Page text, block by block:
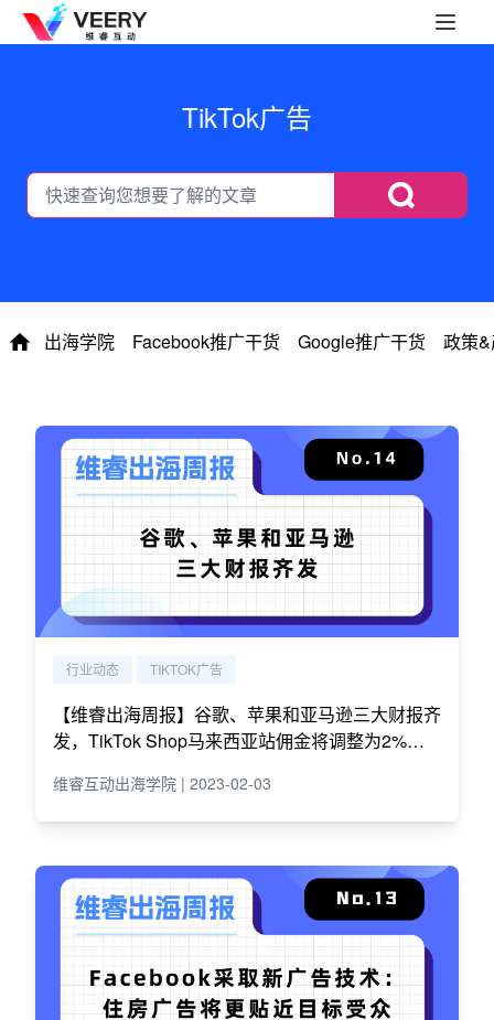
TikTok广告
出海学院 Facebook推广干货 Google推广干货 政策
行业动态 TIKTOK广告
【维睿出海周报】谷歌、苹果和亚马逊三大财报齐
发，TikTok Shop马来西亚站佣金将调整为2%｜N
维睿互动出海学院 | 2023-02-03